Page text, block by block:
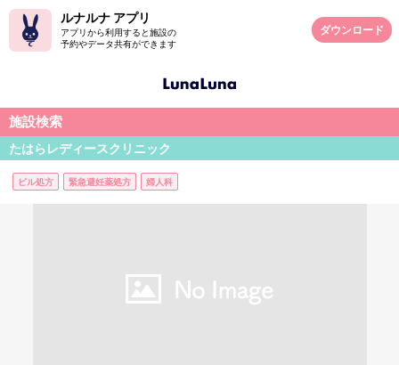
ルナルナ アプリ
アプリから利用すると施設の
予約やデータ共有ができます
ダウンロード
施設検索
たはらレディースクリニック
ピル処方 緊急避妊薬処方 婦人科